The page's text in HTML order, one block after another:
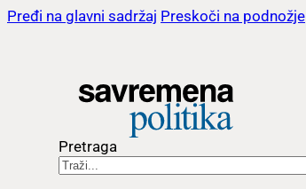
Pređi na glavni sadržaj Preskoči na podnožje
Pretraga